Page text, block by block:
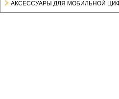
АКСЕСCУАРЫ ДЛЯ МОБИЛЬНОЙ